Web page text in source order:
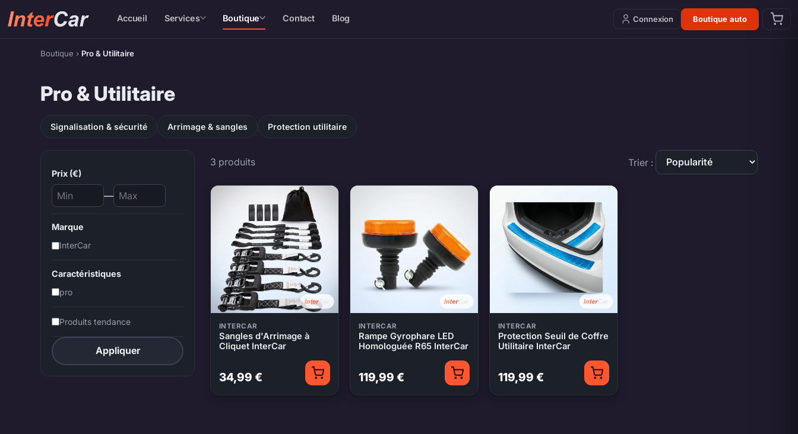
Accueil Services Boutique Contact Blog Connexion Boutique auto
Boutique › Pro & Utilitaire
Pro & Utilitaire
Signalisation & sécurité Arrimage & sangles Protection utilitaire
Prix (€)
—
Marque
InterCar
Caractéristiques
pro
Produits tendance
Appliquer
Pro & Utilitaire — produits
3 produits Trier :
INTERCAR
Sangles d'Arrimage à
Cliquet InterCar
34,99 €
INTERCAR
Rampe Gyrophare LED
Homologuée R65 InterCar
119,99 €
INTERCAR
Protection Seuil de Coffre
Utilitaire InterCar
119,99 €